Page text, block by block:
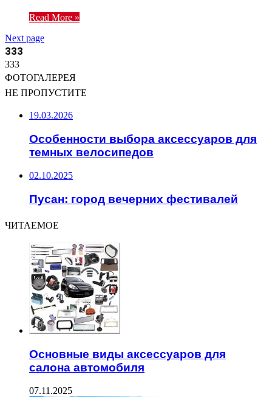
Read More »
Next page
333
333
ФОТОГАЛЕРЕЯ
НЕ ПРОПУСТИТЕ
19.03.2026
Особенности выбора аксессуаров для
темных велосипедов
02.10.2025
Пусан: город вечерних фестивалей
ЧИТАЕМОЕ
Основные виды аксессуаров для
салона автомобиля
07.11.2025